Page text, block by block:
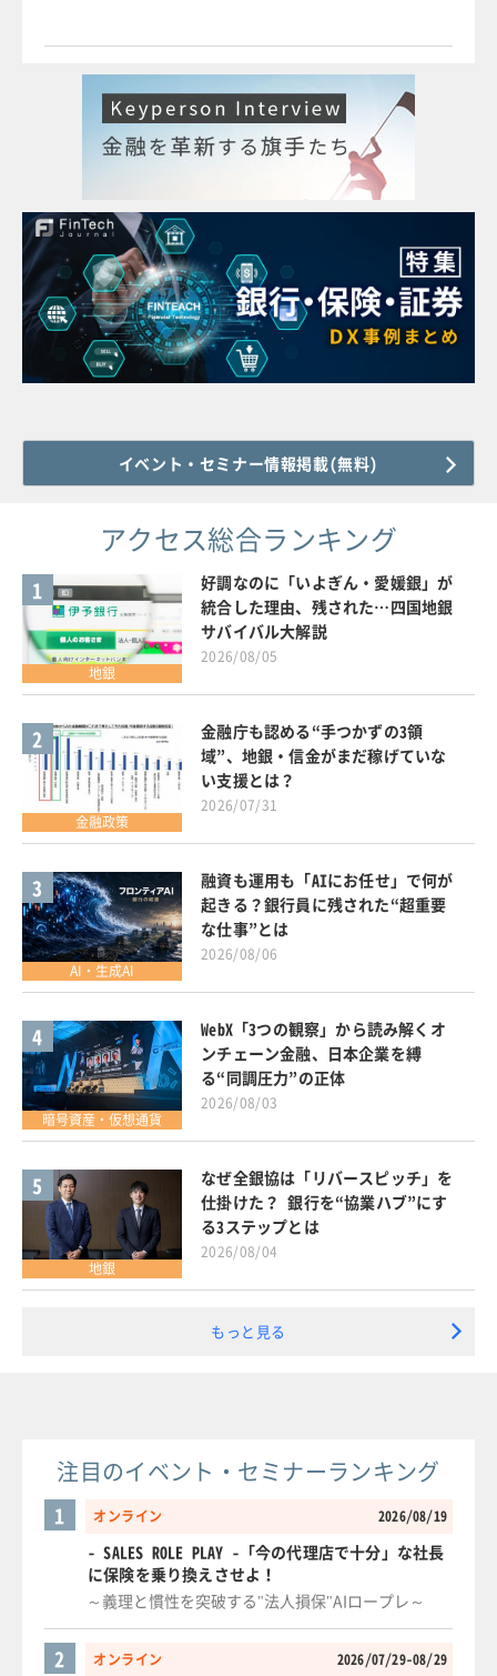
イベント・セミナー情報掲載(無料)
アクセス総合ランキング
1
地銀
好調なのに「いよぎん・愛媛銀」が
統合した理由、残された…四国地銀
サバイバル大解説
2026/08/05
2
金融政策
金融庁も認める“手つかずの3領
域”、地銀・信金がまだ稼げていな
い支援とは？
2026/07/31
3
AI・生成AI
融資も運用も「AIにお任せ」で何が
起きる？銀行員に残された“超重要
な仕事”とは
2026/08/06
4
暗号資産・仮想通貨
WebX「3つの観察」から読み解くオ
ンチェーン金融、日本企業を縛
る“同調圧力”の正体
2026/08/03
5
地銀
なぜ全銀協は「リバースピッチ」を
仕掛けた？ 銀行を“協業ハブ”にす
る3ステップとは
2026/08/04
もっと見る
注目のイベント・セミナーランキング
オンライン 2026/08/19
1
- SALES ROLE PLAY -「今の代理店で十分」な社長
に保険を乗り換えさせよ！
～義理と慣性を突破する"法人損保"AIロープレ～
オンライン 2026/07/29-08/29
2